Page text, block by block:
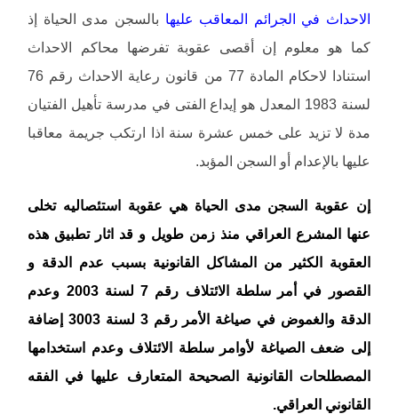
الاحداث في الجرائم المعاقب عليها بالسجن مدى الحياة إذ
كما هو معلوم إن أقصى عقوبة تفرضها محاكم الاحداث
استنادا لاحكام المادة 77 من قانون رعاية الاحداث رقم 76
لسنة 1983 المعدل هو إيداع الفتى في مدرسة تأهيل الفتيان
مدة لا تزيد على خمس عشرة سنة اذا ارتكب جريمة معاقبا
عليها بالإعدام أو السجن المؤبد.
إن عقوبة السجن مدى الحياة هي عقوبة استئصاليه تخلى
عنها المشرع العراقي منذ زمن طويل و قد اثار تطبيق هذه
العقوبة الكثير من المشاكل القانونية بسبب عدم الدقة و
القصور في أمر سلطة الائتلاف رقم 7 لسنة 2003 وعدم
الدقة والغموض في صياغة الأمر رقم 3 لسنة 3003 إضافة
إلى ضعف الصياغة لأوامر سلطة الائتلاف وعدم استخدامها
المصطلحات القانونية الصحيحة المتعارف عليها في الفقه
القانوني العراقي.